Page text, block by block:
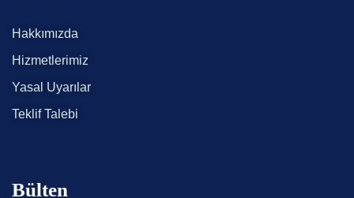
Hakkımızda
Hizmetlerimiz
Yasal Uyarılar
Teklif Talebi
Bülten